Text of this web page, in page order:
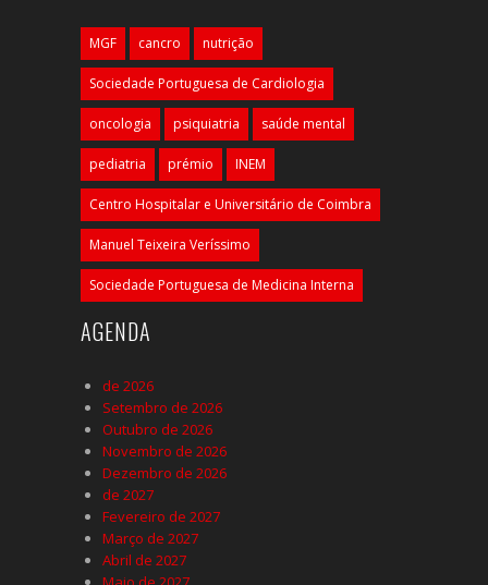
MGF cancro nutrição
Sociedade Portuguesa de Cardiologia
oncologia psiquiatria saúde mental
pediatria prémio INEM
Centro Hospitalar e Universitário de Coimbra
Manuel Teixeira Veríssimo
Sociedade Portuguesa de Medicina Interna
AGENDA
de 2026
Setembro de 2026
Outubro de 2026
Novembro de 2026
Dezembro de 2026
de 2027
Fevereiro de 2027
Março de 2027
Abril de 2027